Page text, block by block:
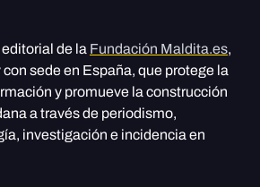
de la Fundación Maldita.es,
sede en España, que protege la
y promueve la construcción
a través de periodismo,
investigación e incidencia en